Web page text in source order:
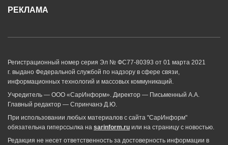
РЕКЛАМА
Регистрационный номер серия Эл № ФС77-80393 от 01 марта 2021
г. выдано Федеральной службой по надзору в сфере связи,
информационных технологий и массовых коммуникаций.
Учредитель — ООО «СарИнформ». Директор — Письменный А.А.
Главный редактор — Спринчанэ Д.Ю.
При использовании любых материалов с сайта "СарИнформ"
обязательна гиперссылка на sarinform.ru или на страницу с новостью.
Редакция не несет ответственность за достоверность информации в